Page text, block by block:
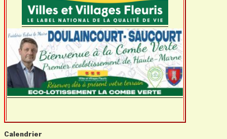
Calendrier